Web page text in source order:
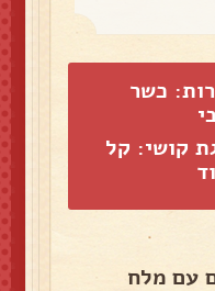
כשר
קושי: קל
עם מלח